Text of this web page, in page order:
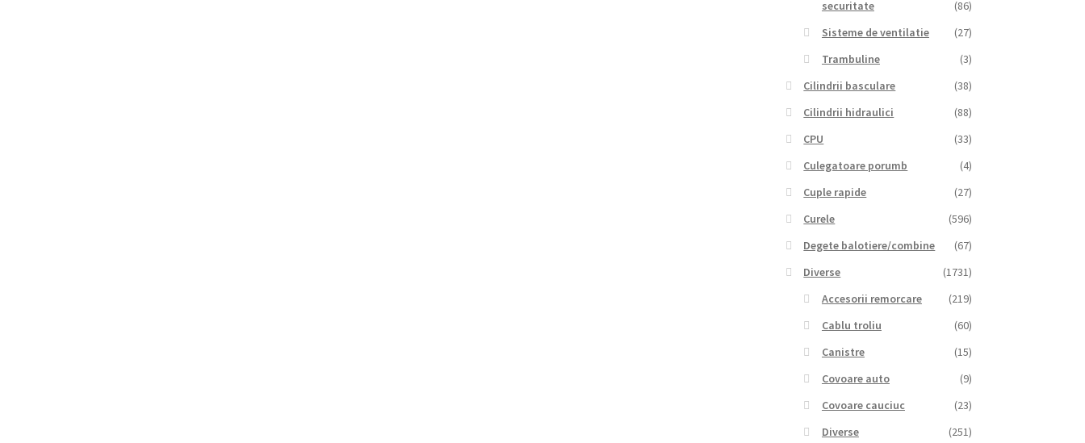
securitate
(86)
Sisteme de ventilatie
(27)
Trambuline
(3)
Cilindrii basculare
(38)
Cilindrii hidraulici
(88)
CPU
(33)
Culegatoare porumb
(4)
Cuple rapide
(27)
Curele
(596)
Degete balotiere/combine
(67)
Diverse
(1731)
Accesorii remorcare
(219)
Cablu troliu
(60)
Canistre
(15)
Covoare auto
(9)
Covoare cauciuc
(23)
Diverse
(251)